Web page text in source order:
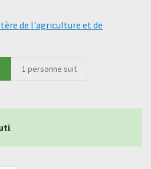
de l'agriculture et de
1 personne suit
.